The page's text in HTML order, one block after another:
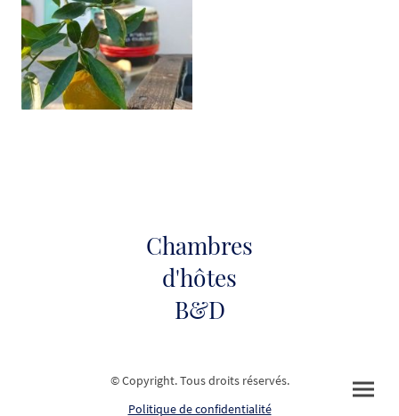
Chambres
d'hôtes
B&D
© Copyright. Tous droits réservés.
Politique de confidentialité